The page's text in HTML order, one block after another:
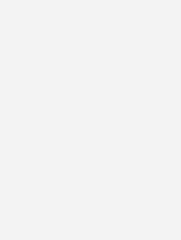
und Einzellasten auf
Tragfähigkeit, EC 5
EC 5